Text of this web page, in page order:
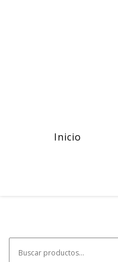
Inicio